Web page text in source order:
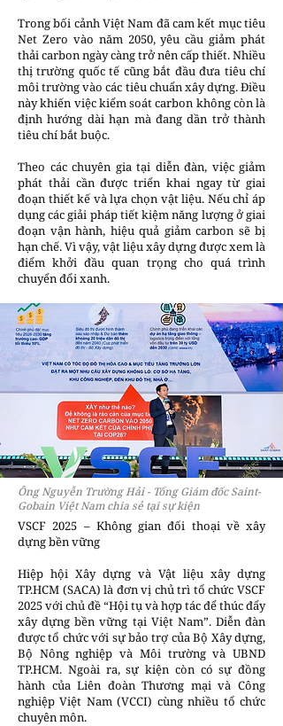
Trong bối cảnh Việt Nam đã cam kết mục tiêu
Net Zero vào năm 2050, yêu cầu giảm phát
thải carbon ngày càng trở nên cấp thiết. Nhiều
thị trường quốc tế cũng bắt đầu đưa tiêu chí
môi trường vào các tiêu chuẩn xây dựng. Điều
này khiến việc kiểm soát carbon không còn là
định hướng dài hạn mà đang dần trở thành
tiêu chí bắt buộc.
Theo các chuyên gia tại diễn đàn, việc giảm
phát thải cần được triển khai ngay từ giai
đoạn thiết kế và lựa chọn vật liệu. Nếu chỉ áp
dụng các giải pháp tiết kiệm năng lượng ở giai
đoạn vận hành, hiệu quả giảm carbon sẽ bị
hạn chế. Vì vậy, vật liệu xây dựng được xem là
điểm khởi đầu quan trọng cho quá trình
chuyển đổi xanh.
Ông Nguyễn Trường Hải - Tổng Giám đốc Saint-
Gobain Việt Nam chia sẻ tại sự kiện
VSCF 2025 – Không gian đối thoại về xây
dựng bền vững
Hiệp hội Xây dựng và Vật liệu xây dựng
TP.HCM (SACA) là đơn vị chủ trì tổ chức VSCF
2025 với chủ đề “Hội tụ và hợp tác để thúc đẩy
xây dựng bền vững tại Việt Nam”. Diễn đàn
được tổ chức với sự bảo trợ của Bộ Xây dựng,
Bộ Nông nghiệp và Môi trường và UBND
TP.HCM. Ngoài ra, sự kiện còn có sự đồng
hành của Liên đoàn Thương mại và Công
nghiệp Việt Nam (VCCI) cùng nhiều tổ chức
chuyên môn.